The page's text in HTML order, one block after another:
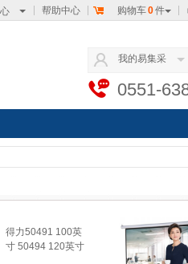
帮助中心 购物车0件
我的易集采
0551-
得力50491 100英
寸 50494 120英寸